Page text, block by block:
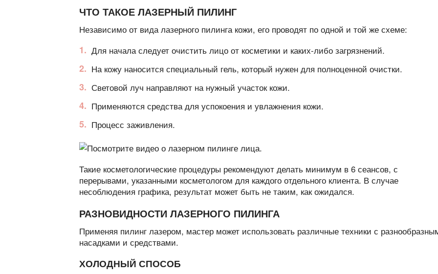
ЧТО ТАКОЕ ЛАЗЕРНЫЙ ПИЛИНГ
Независимо от вида лазерного пилинга кожи, его проводят по одной и той же схеме:
Для начала следует очистить лицо от косметики и каких-либо загрязнений.
На кожу наносится специальный гель, который нужен для полноценной очистки.
Световой луч направляют на нужный участок кожи.
Применяются средства для успокоения и увлажнения кожи.
Процесс заживления.
Такие косметологические процедуры рекомендуют делать минимум в 6 сеансов, с
перерывами, указанными косметологом для каждого отдельного клиента. В случае
несоблюдения графика, результат может быть не таким, как ожидался.
РАЗНОВИДНОСТИ ЛАЗЕРНОГО ПИЛИНГА
Применяя пилинг лазером, мастер может использовать различные техники с
насадками и средствами.
ХОЛОДНЫЙ СПОСОБ